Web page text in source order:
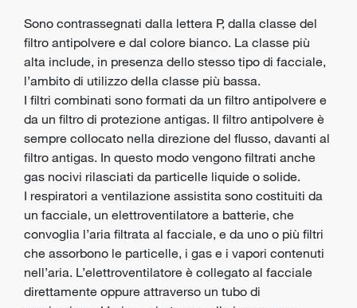
Sono contrassegnati dalla lettera P, dalla classe del
filtro antipolvere e dal colore bianco. La classe più
alta include, in presenza dello stesso tipo di facciale,
l’ambito di utilizzo della classe più bassa.
I filtri combinati sono formati da un filtro antipolvere e
da un filtro di protezione antigas. Il filtro antipolvere è
sempre collocato nella direzione del flusso, davanti al
filtro antigas. In questo modo vengono filtrati anche
gas nocivi rilasciati da particelle liquide o solide.
I respiratori a ventilazione assistita sono costituiti da
un facciale, un elettroventilatore a batterie, che
convoglia l’aria filtrata al facciale, e da uno o più filtri
che assorbono le particelle, i gas e i vapori contenuti
nell’aria. L’elettroventilatore è collegato al facciale
direttamente oppure attraverso un tubo di